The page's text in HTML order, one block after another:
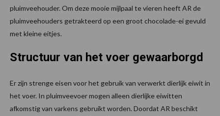
pluimveehouder. Om deze mooie mijlpaal te vieren heeft AR de
pluimveehouders getrakteerd op een groot chocolade-ei gevuld
met kleine eitjes.
Structuur van het voer gewaarborgd
Er zijn strenge eisen voor het gebruik van verwerkt dierlijk eiwit in
het voer. In pluimveevoer mogen alleen dierlijke eiwitten
afkomstig van varkens gebruikt worden. Doordat AR beschikt